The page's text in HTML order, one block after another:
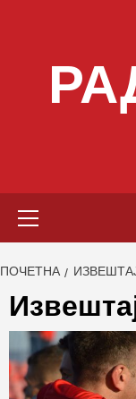
ПОЧЕТНА